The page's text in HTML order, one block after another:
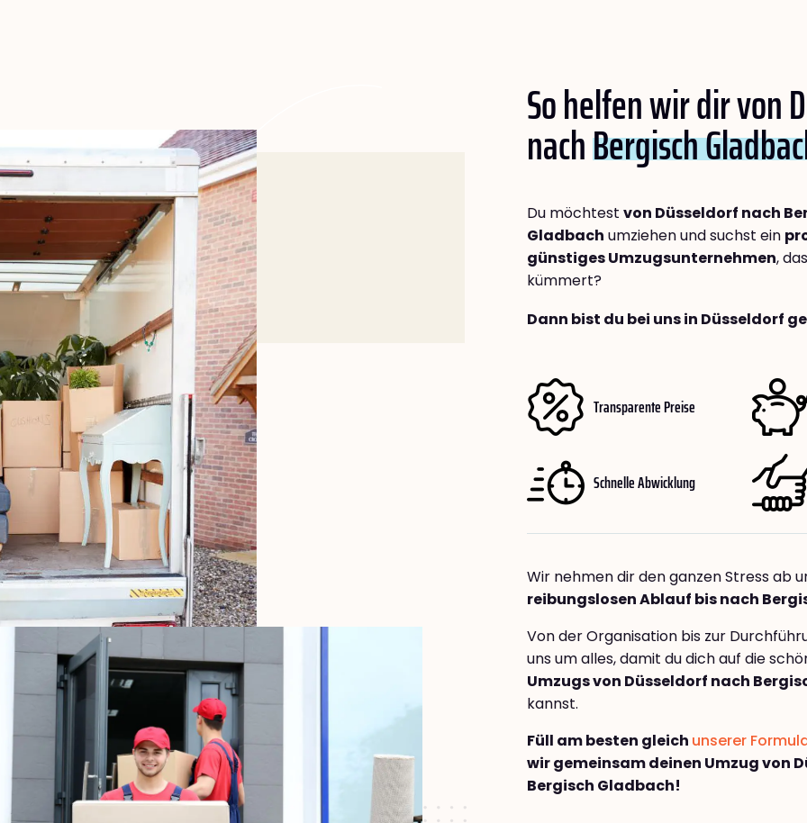
So helfen wir dir von
nachBergisch
Du möchtest von Düsseldorf nach
Gladbach umziehen und suchst ein
günstiges Umzugsunternehmen,
kümmert?
Dann bist du bei uns in Düsseldorf
Transparente Preise
Schnelle Abwicklung
Wir nehmen dir den ganzen Stress ab
reibungslosen Ablauf bis nach
Von der Organisation bis zur
uns um alles, damit du dich auf die
Umzugs von Düsseldorf nach
kannst.
Füll am besten gleich unserer
wir gemeinsam deinen Umzug von
Bergisch Gladbach!